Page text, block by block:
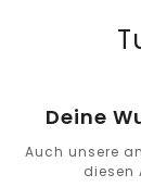
Deine
Auch unsere
diesen